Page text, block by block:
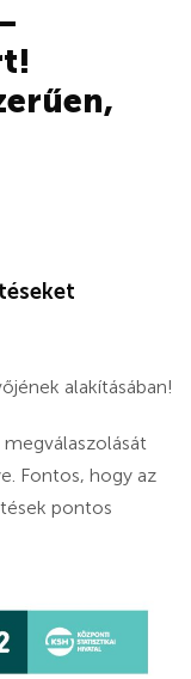
alakításában!
Fontos, hogy az
pontos